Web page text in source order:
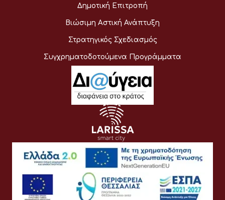
Δημοτική Επιτροπή
Βιώσιμη Αστική Ανάπτυξη
Στρατηγικός Σχεδιασμός
Συγχρηματοδοτούμενα Προγράμματα